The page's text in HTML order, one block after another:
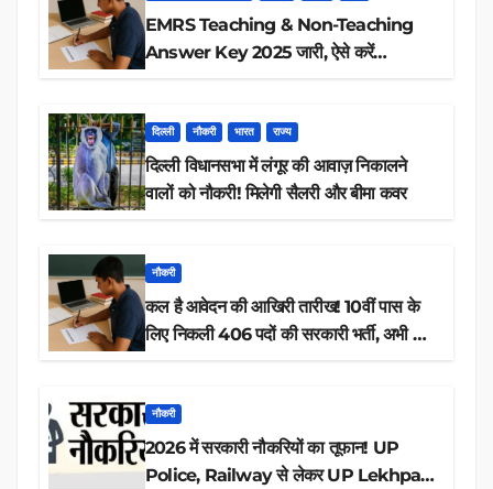
EMRS Teaching & Non-Teaching
Answer Key 2025 जारी, ऐसे करें
दिल्ली नौकरी भारत राज्य
दिल्ली विधानसभा में लंगूर की आवाज़ निकालने
वालों को नौकरी! मिलेगी सैलरी और बीमा कवर
नौकरी
कल है आवेदन की आखिरी तारीख! 10वीं पास के
लिए निकली 406 पदों की सरकारी भर्ती, अभी करें
नौकरी
2026 में सरकारी नौकरियों का तूफान! UP
Police, Railway से लेकर UP Lekhpal